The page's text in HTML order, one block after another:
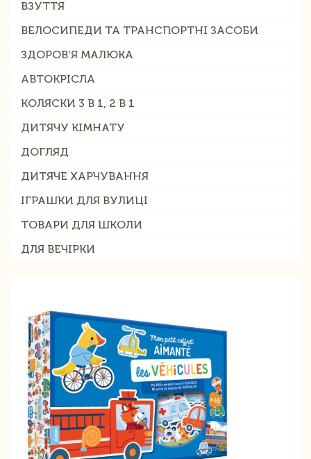
ВЗУТТЯ
ВЕЛОСИПЕДИ ТА ТРАНСПОРТНІ ЗАСОБИ
ЗДОРОВ'Я МАЛЮКА
АВТОКРІСЛА
КОЛЯСКИ 3 В 1, 2 В 1
ДИТЯЧУ КІМНАТУ
ДОГЛЯД
ДИТЯЧЕ ХАРЧУВАННЯ
ІГРАШКИ ДЛЯ ВУЛИЦІ
ТОВАРИ ДЛЯ ШКОЛИ
ДЛЯ ВЕЧІРКИ